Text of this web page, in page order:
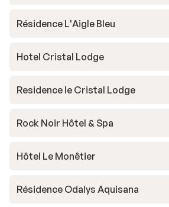
Résidence L'Aigle Bleu
Hotel Cristal Lodge
Residence le Cristal Lodge
Rock Noir Hôtel & Spa
Hôtel Le Monêtier
Résidence Odalys Aquisana